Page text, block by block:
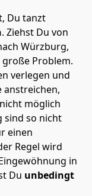
Du tanzt
. Ziehst Du von
Würzburg,
Problem.
verlegen und
anstreichen,
nicht möglich
sind so nicht
einen
Regel wird
in
Du unbedingt